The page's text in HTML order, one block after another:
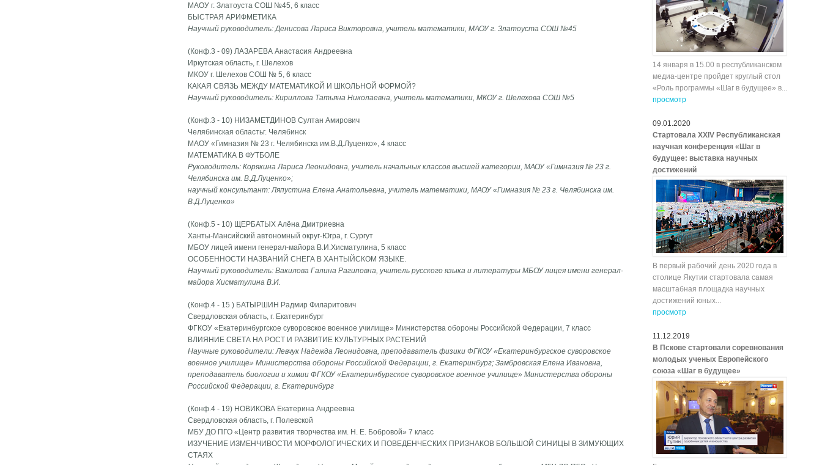
МАОУ г. Златоуста СОШ №45, 6 класс
БЫСТРАЯ АРИФМЕТИКА
Научный руководитель: Денисова Лариса Викторовна, учитель математики, МАОУ г. Златоуста СОШ №45
(Конф.3 - 09) ЛАЗАРЕВА Анастасия Андреевна
Иркутская область, г. Шелехов
МКОУ г. Шелехов СОШ № 5, 6 класс
КАКАЯ СВЯЗЬ МЕЖДУ МАТЕМАТИКОЙ И ШКОЛЬНОЙ ФОРМОЙ?
Научный руководитель: Кириллова Татьяна Николаевна, учитель математики, МКОУ г. Шелехова СОШ №5
(Конф.3 - 10) НИЗАМЕТДИНОВ Султан Амирович
Челябинская областьг. Челябинск
МАОУ «Гимназия № 23 г. Челябинска им.В.Д.Луценко», 4 класс
МАТЕМАТИКА В ФУТБОЛЕ
Руководитель: Корякина Лариса Леонидовна, учитель начальных классов высшей категории, МАОУ «Гимназия № 23 г.
Челябинска им. В.Д.Луценко»;
научный консультант: Ляпустина Елена Анатольевна, учитель математики, МАОУ «Гимназия № 23 г. Челябинска им.
В.Д.Луценко»
(Конф.5 - 10) ЩЕРБАТЫХ Алёна Дмитриевна
Ханты-Мансийский автономный округ-Югра, г. Сургут
МБОУ лицей имени генерал-майора В.И.Хисматулина, 5 класс
ОСОБЕННОСТИ НАЗВАНИЙ СНЕГА В ХАНТЫЙСКОМ ЯЗЫКЕ.
Научный руководитель: Вакилова Галина Рагиповна, учитель русского языка и литературы МБОУ лицея имени генерал-
майора Хисматулина В.И.
(Конф.4 - 15 ) БАТЫРШИН Радмир Филаритович
Свердловская область, г. Екатеринбург
ФГКОУ «Екатеринбургское суворовское военное училище» Министерства обороны Российской Федерации, 7 класс
ВЛИЯНИЕ СВЕТА НА РОСТ И РАЗВИТИЕ КУЛЬТУРНЫХ РАСТЕНИЙ
Научные руководители: Левчук Надежда Леонидовна, преподаватель физики ФГКОУ «Екатеринбургское суворовское
военное училище» Министерства обороны Российской Федерации, г. Екатеринбург; Замбровская Елена Ивановна,
преподаватель биологии и химии ФГКОУ «Екатеринбургское суворовское военное училище» Министерства обороны
Российской Федерации, г. Екатеринбург
(Конф.4 - 19) НОВИКОВА Екатерина Андреевна
Свердловская область, г. Полевской
МБУ ДО ПГО «Центр развития творчества им. Н. Е. Бобровой» 7 класс
ИЗУЧЕНИЕ ИЗМЕНЧИВОСТИ МОРФОЛОГИЧЕСКИХ И ПОВЕДЕНЧЕСКИХ ПРИЗНАКОВ БОЛЬШОЙ СИНИЦЫ В ЗИМУЮЩИХ
СТАЯХ
14 января в 15.00 в республиканском
медиа-центре пройдет круглый стол
«Роль программы «Шаг в будущее» в...
просмотр
09.01.2020
Стартовала XXIV Республиканская
научная конференция «Шаг в
будущее: выставка научных
достижений
В первый рабочий день 2020 года в
столице Якутии стартовала самая
масштабная площадка научных
достижений юных...
просмотр
11.12.2019
В Пскове стартовали соревнования
молодых ученых Европейского
союза «Шаг в будущее»